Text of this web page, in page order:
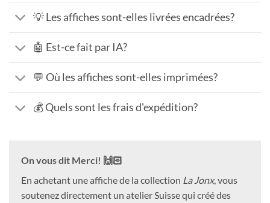
💡 Les affiches sont-elles livrées encadrées?
🤖 Est-ce fait par IA?
💬 Où les affiches sont-elles imprimées?
💰 Quels sont les frais d'expédition?
On vous dit Merci! 🙌🏻
En achetant une affiche de la collection La Jonx, vous
soutenez directement un atelier Suisse qui créé des